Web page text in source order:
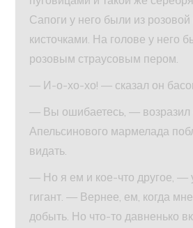
Сапоги у него были из розовой
кисточками. На голове у него
розовым страусовым пером.
— И-о-хо-хо! — сказал он
— Вы ошибаетесь, —
Апельсинового мармелада
видать.
— Но я ем и кое-что другое, —
гигант. — Вернее, ем, когда
добыть. Но что-то давненько